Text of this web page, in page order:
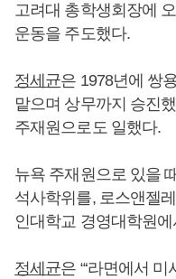
고려대 총학생회장에
운동을 주도했다.
정세균은 1978년에 쌍
맡으며 상무까지 승진
주재원으로도 일했다.
뉴욕 주재원으로 있을
석사학위를, 로스앤젤
인대학교 경영대학원
정세균은 “‘라면에서